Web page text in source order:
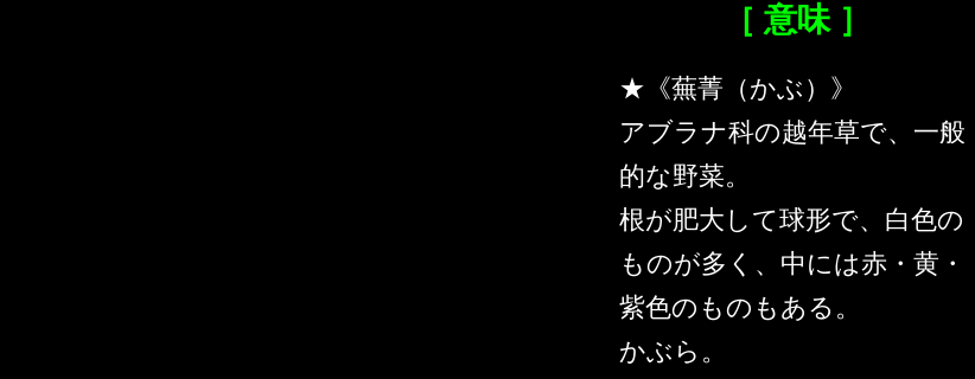
［ 意味 ］
★《蕪菁（かぶ）》
アブラナ科の越年草で、一般
的な野菜。
根が肥大して球形で、白色の
ものが多く、中には赤・黄・
紫色のものもある。
かぶら。